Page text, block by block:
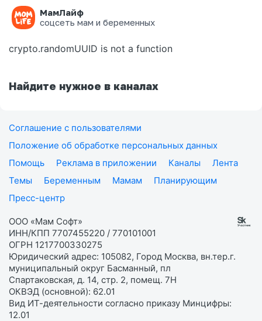
МамЛайф
соцсеть мам и беременных
Ошибка на странице
crypto.randomUUID is not a function
Найдите нужное в каналах
Соглашение с пользователями
Положение об обработке персональных данных
Помощь
Реклама в приложении Каналы
Лента
Темы
Беременным Мамам
Планирующим
Пресс-центр
ООО «Мам Софт»
ИНН/КПП 7707455220 / 770101001
ОГРН 1217700330275
Юридический адрес: 105082, Город Москва, вн.тер.г.
муниципальный округ Басманный, пл
Спартаковская, д. 14, стр. 2, помещ. 7Н
ОКВЭД (основной): 62.01
Вид ИТ-деятельности согласно приказу Минцифры:
12.01